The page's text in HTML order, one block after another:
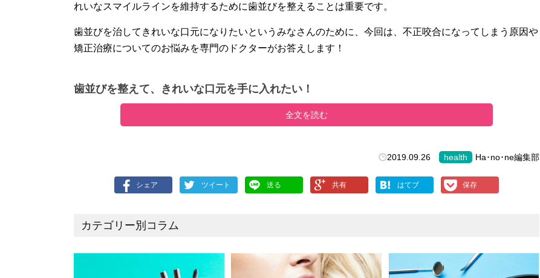
れいなスマイルラインを維持するために歯並びを整えることは重要です。
歯並びを治してきれいな口元になりたいというみなさんのために、今回は、不正咬合になってしまう原因や
矯正治療についてのお悩みを専門のドクターがお答えします！
歯並びを整えて、きれいな口元を手に入れたい！
全文を読む
2019.09.26 health Ha･no･ne編集部
シェア ツイート 送る 共有 はてブ 保存
カテゴリー別コラム